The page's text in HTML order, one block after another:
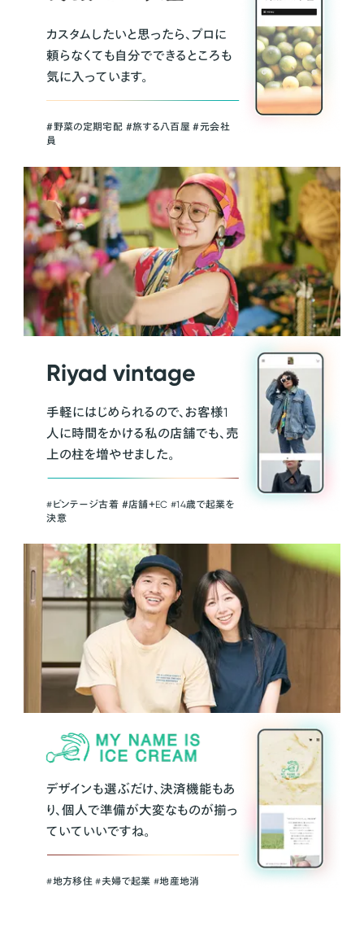
カスタムしたいと思ったら、プロに
頼らなくても自分でできるところも
気に入っています。
＃野菜の定期宅配 ＃旅する八百屋 ＃元会社
員
Riyad vintage
手軽にはじめられるので、お客様1
人に時間をかける私の店舗でも、売
上の柱を増やせました。
#ビンテージ古着 ＃店舗＋EC #14歳で起業を
決意
デザインも選ぶだけ、決済機能もあ
り、個人で準備が大変なものが揃っ
ていていいですね。
#地方移住 #夫婦で起業 #地産地消